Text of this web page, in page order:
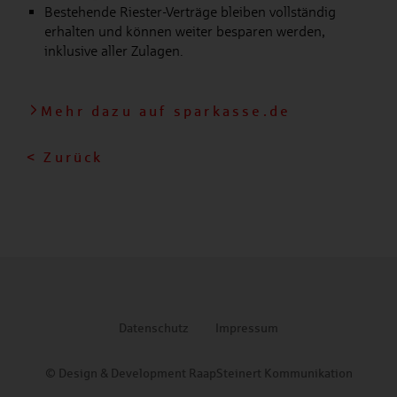
Bestehende Riester-Verträge bleiben vollständig
erhalten und können weiter besparen werden,
inklusive aller Zulagen.
Mehr dazu auf sparkasse.de
< Zurück
© Design & Development RaapSteinert Kommunikation
Datenschutz Impressum